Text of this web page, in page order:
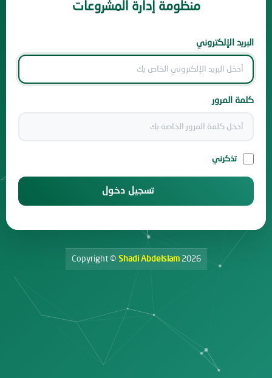
منظومة إدارة المشروعات
البريد الإلكتروني
كلمة المرور
تذكرني
تسجيل دخول
Copyright © Shadi Abdelslam 2026